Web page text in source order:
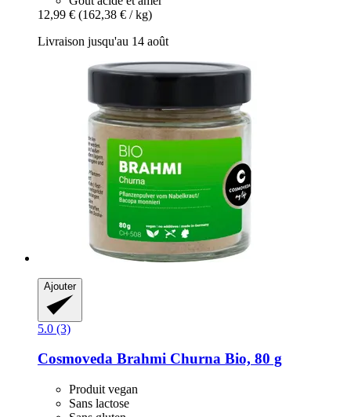
12,99 € (162,38 € / kg)
Livraison jusqu'au 14 août
Ajouter
5.0 (3)
Cosmoveda Brahmi Churna Bio, 80 g
Produit vegan
Sans lactose